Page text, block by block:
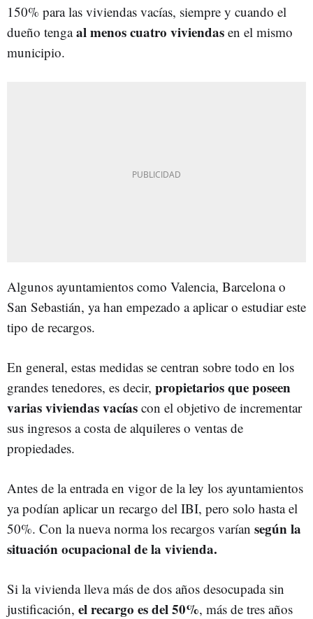
150% para las viviendas vacías, siempre y cuando el
dueño tengaal menos cuatro viviendas en el mismo
municipio.
Algunos ayuntamientos como Valencia, Barcelona o
San Sebastián, ya han empezado a aplicar o estudiar este
tipo de recargos.
En general, estas medidas se centran sobre todo en los
grandes tenedores, es decir, propietarios que poseen
varias viviendas vacías con el objetivo de incrementar
sus ingresos a costa de alquileres o ventas de
propiedades.
Antes de la entrada en vigor de la ley los ayuntamientos
ya podían aplicar un recargo del IBI, pero solo hasta el
50%. Con la nueva norma los recargos varían según la
situación ocupacional de la vivienda.
Si la vivienda lleva más de dos años desocupada sin
justificación, el recargo es del 50%, más de tres años